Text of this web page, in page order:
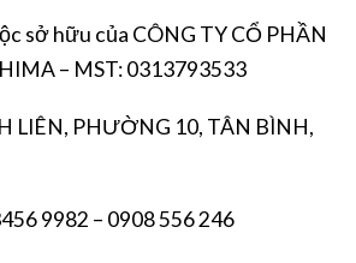
sở hữu của CÔNG TY CỔ PHẦN
– MST: 0313793533
LIÊN, PHƯỜNG 10, TÂN BÌNH,
9982 – 0908 556 246